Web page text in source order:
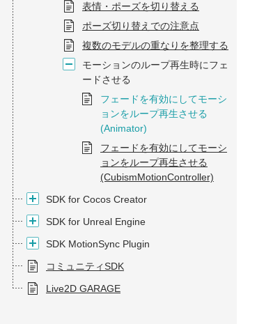
表情・ポーズを切り替える
ポーズ切り替えでの注意点
複数のモデルの重なりを整理する
モーションのループ再生時にフェ
ードさせる
フェードを有効にしてモーシ
ョンをループ再生させる
(Animator)
フェードを有効にしてモーシ
ョンをループ再生させる
(CubismMotionController)
SDK for Cocos Creator
SDK for Unreal Engine
SDK MotionSync Plugin
コミュニティSDK
Live2D GARAGE